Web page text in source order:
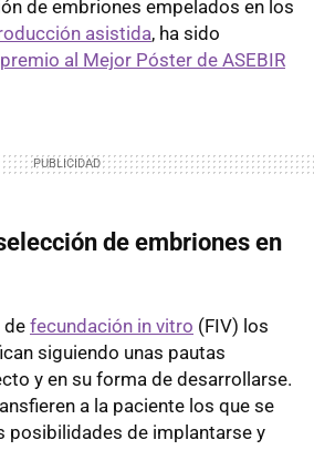
de embriones empelados en los
asistida, ha sido
premio al Mejor Póster de ASEBIR
de embriones en
de fecundación in vitro (FIV) los
siguiendo unas pautas
y en su forma de desarrollarse.
a la paciente los que se
posibilidades de implantarse y